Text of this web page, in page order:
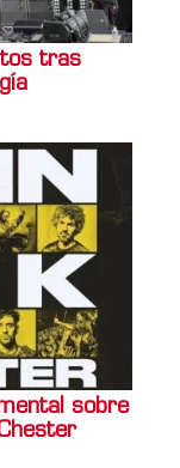
tras
sobre